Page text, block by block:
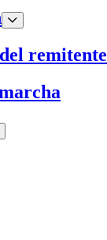
remitente